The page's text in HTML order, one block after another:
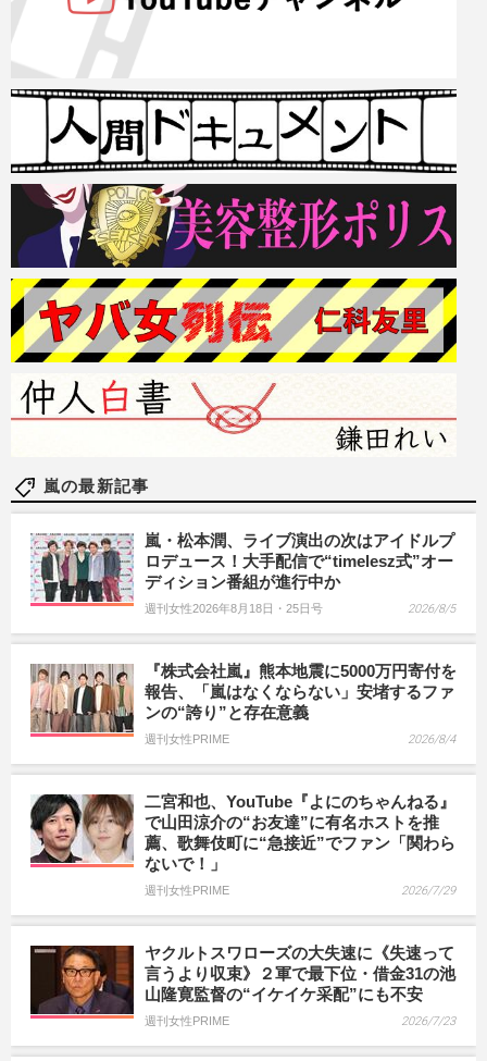
嵐の最新記事
嵐・松本潤、ライブ演出の次はアイドルプ
ロデュース！大手配信で“timelesz式”オー
ディション番組が進行中か
週刊女性2026年8月18日・25日号 2026/8/5
『株式会社嵐』熊本地震に5000万円寄付を
報告、「嵐はなくならない」安堵するファ
ンの“誇り”と存在意義
週刊女性PRIME 2026/8/4
二宮和也、YouTube『よにのちゃんねる』
で山田涼介の“お友達”に有名ホストを推
薦、歌舞伎町に“急接近”でファン「関わら
ないで！」
週刊女性PRIME 2026/7/29
ヤクルトスワローズの大失速に《失速って
言うより収束》２軍で最下位・借金31の池
山隆寛監督の“イケイケ采配”にも不安
週刊女性PRIME 2026/7/23